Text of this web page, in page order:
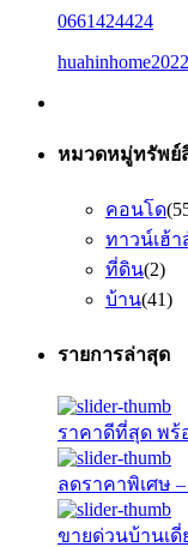
0661424424
หมวดหมู่ทรัพย์
คอนโด
ทาวน์เฮ้า
ที่ดิน(2)
บ้าน(41)
รายการล่าสุด
ราคาดีที่สุด พร้
ลดราคาพิเศษ
ขายด่วนบ้านเ